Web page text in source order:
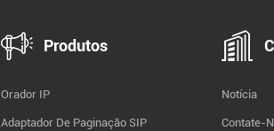
Produtos
Orador IP
Adaptador De Paginação SIP
Notícia
Contate-